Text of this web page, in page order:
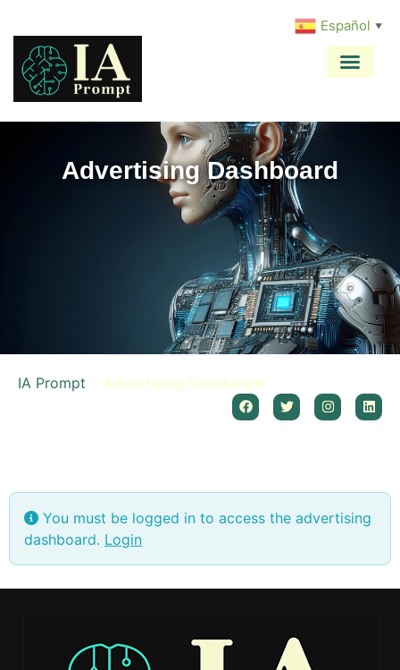
Advertising Dashboard
IA Prompt » Advertising Dashboard
You must be logged in to access the advertising
dashboard. Login
Español ▼